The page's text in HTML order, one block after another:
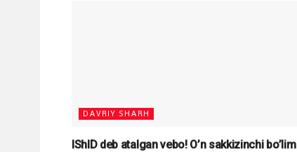
DAVRIY SHARH
IShID deb atalgan vebo! O’n sakkizinchi bo’lim